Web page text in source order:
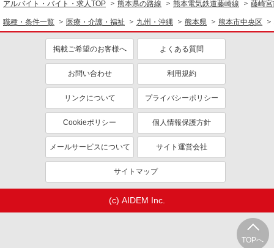
TOPへ
アルバイト・バイト・求人TOP 熊本県の路線 熊本電気鉄道藤崎線 藤崎
職種・条件一覧 医療・介護・福祉 九州・沖縄 熊本県 熊本市中央区
掲載ご希望のお客様へ よくある質問
お問い合わせ 利用規約
リンクについて プライバシーポリシー
Cookieポリシー 個人情報保護方針
メールサービスについて サイト運営会社
サイトマップ
(c) AIDEM Inc.